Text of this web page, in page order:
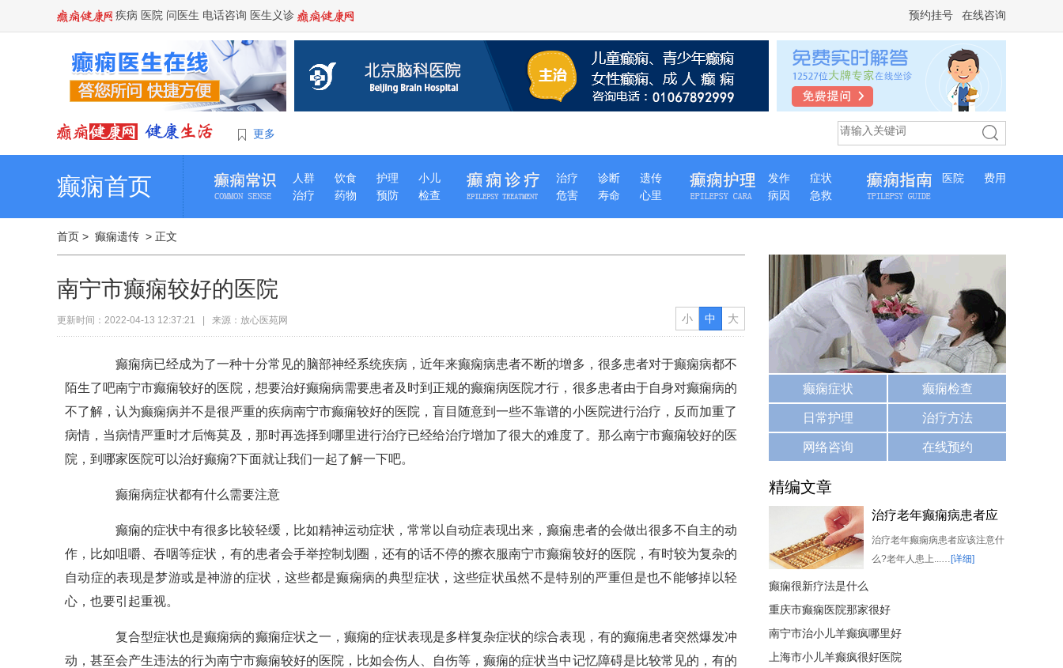
疾病 医院 问医生 电话咨询 医生义诊 预约挂号 在线咨询
更多
癫痫首页 人群 饮食 护理
小儿
治疗
药物 预防 检查
治疗 诊断
遗传
危害
寿命 心里
发作
症状
病因
急救
医院 费用
首页 > 癫痫遗传 > 正文
南宁市癫痫较好的医院
更新时间：2022-04-13 12:37:21 | 来源：放心医苑网 小 中 大
癫痫病已经成为了一种十分常见的脑部神经系统疾病，近年来癫痫病患者不断的增多，很多患者对于癫痫病都不
陌生了吧南宁市癫痫较好的医院，想要治好癫痫病需要患者及时到正规的癫痫病医院才行，很多患者由于自身对癫痫病的
不了解，认为癫痫病并不是很严重的疾病南宁市癫痫较好的医院，盲目随意到一些不靠谱的小医院进行治疗，反而加重了
病情，当病情严重时才后悔莫及，那时再选择到哪里进行治疗已经给治疗增加了很大的难度了。那么南宁市癫痫较好的医
院，到哪家医院可以治好癫痫?下面就让我们一起了解一下吧。
癫痫病症状都有什么需要注意
癫痫的症状中有很多比较轻缓，比如精神运动症状，常常以自动症表现出来，癫痫患者的会做出很多不自主的动
作，比如咀嚼、吞咽等症状，有的患者会手举控制划圈，还有的话不停的擦衣服南宁市癫痫较好的医院，有时较为复杂的
自动症的表现是梦游或是神游的症状，这些都是癫痫病的典型症状，这些症状虽然不是特别的严重但是也不能够掉以轻
心，也要引起重视。
复合型症状也是癫痫病的癫痫症状之一，癫痫的症状表现是多样复杂症状的综合表现，有的癫痫患者突然爆发冲
动，甚至会产生违法的行为南宁市癫痫较好的医院，比如会伤人、自伤等，癫痫的症状当中记忆障碍是比较常见的，有的
癫痫症状 癫痫检查
日常护理 治疗方法
网络咨询 在线预约
精编文章
治疗老年癫痫病患者应
该注意什么
治疗老年癫痫病患者应该注意什
么?老年人患上...… [详细]
癫痫很新疗法是什么
重庆市癫痫医院那家很好
南宁市治小儿羊癫疯哪里好
上海市小儿羊癫疯很好医院